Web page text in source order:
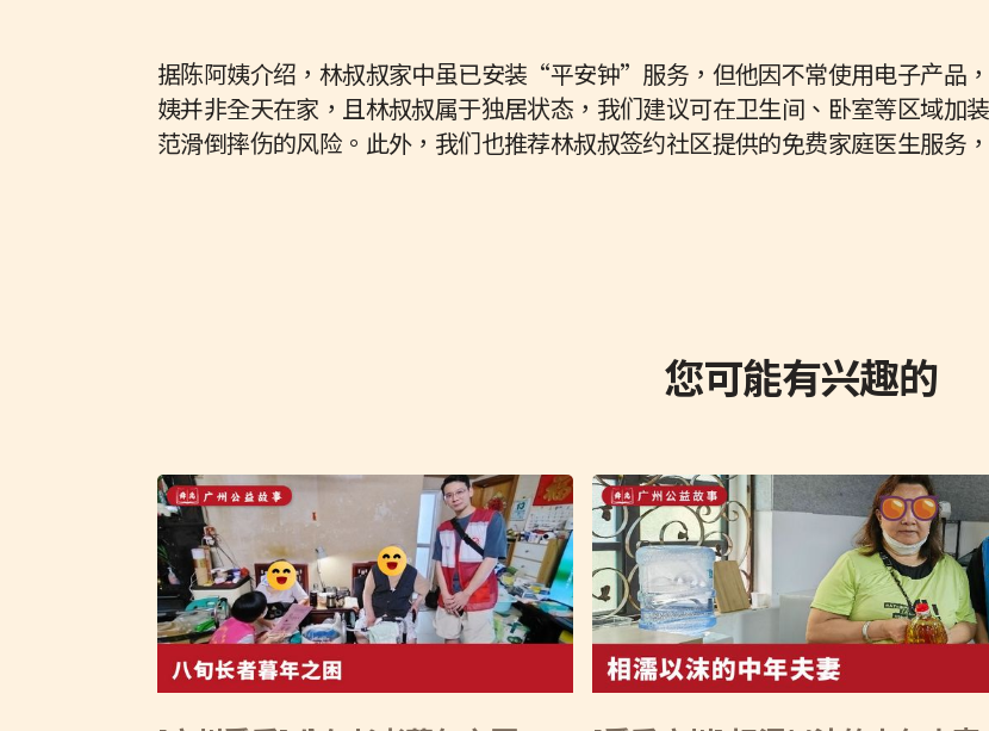
据陈阿姨介绍，林叔叔家中虽已安装“平安钟”服务，但他因不常使用电子产品
姨并非全天在家，且林叔叔属于独居状态，我们建议可在卫生间、卧室等区域加
范滑倒摔伤的风险。此外，我们也推荐林叔叔签约社区提供的免费家庭医生服务
您可能有兴趣的